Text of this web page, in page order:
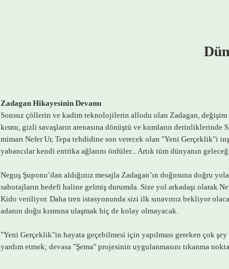
Zadagan Hikayesinin Devamı
Sonsuz çöllerin ve kadim teknolojilerin allodu olan Zadagan, değişim
kısmı, gizli savaşların arenasına dönüştü ve kumların
mimarı Nefer Ur, Tepa tehdidine son verecek olan "Yeni Gerçeklik"i
yabancılar kendi entrika ağlarını ördüler... Artık tüm dünyanın
Neguş Şuponu’dan aldığınız mesajla Zadagan’ın doğusuna doğru
sabotajların hedefi haline gelmiş durumda. Size yol arkadaşı olarak
Kido veriliyor. Daha tren istasyonunda sizi ilk sınavınız bekliyor
adanın doğu kısmına ulaşmak hiç de kolay olmayacak.
"Yeni Gerçeklik"in hayata geçebilmesi için yapılması gereken çok
yardım etmek; devasa "Şema" projesinin uygulanmasını tıkanma